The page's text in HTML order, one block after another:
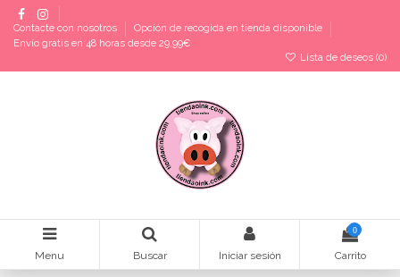
Contacte con nosotros
Opción de recogida en tienda disponible
Envío gratis en 48 horas desde 29,99€
Lista de deseos (0)
Menu Buscar Iniciar sesión
0
Carrito